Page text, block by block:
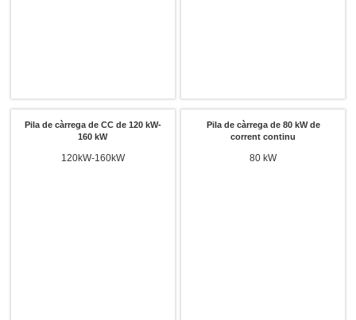
Pila de càrrega de CC de 120 kW-
160 kW
120kW-160kW
Pila de càrrega de 80 kW de
corrent continu
80 kW